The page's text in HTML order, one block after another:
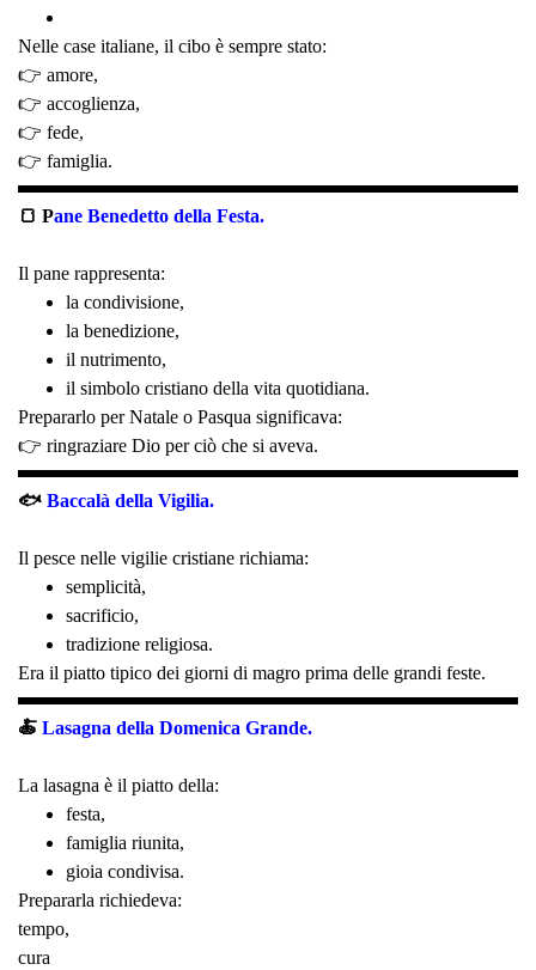
Nelle case italiane, il cibo è sempre stato:
👉 amore,
👉 accoglienza,
👉 fede,
👉 famiglia.
🍞 Pane Benedetto della Festa.
Il pane rappresenta:
la condivisione,
la benedizione,
il nutrimento,
il simbolo cristiano della vita quotidiana.
Prepararlo per Natale o Pasqua significava:
👉 ringraziare Dio per ciò che si aveva.
🐟 Baccalà della Vigilia.
Il pesce nelle vigilie cristiane richiama:
semplicità,
sacrificio,
tradizione religiosa.
Era il piatto tipico dei giorni di magro prima delle grandi feste.
🍝 Lasagna della Domenica Grande.
La lasagna è il piatto della:
festa,
famiglia riunita,
gioia condivisa.
Prepararla richiedeva:
tempo,
cura